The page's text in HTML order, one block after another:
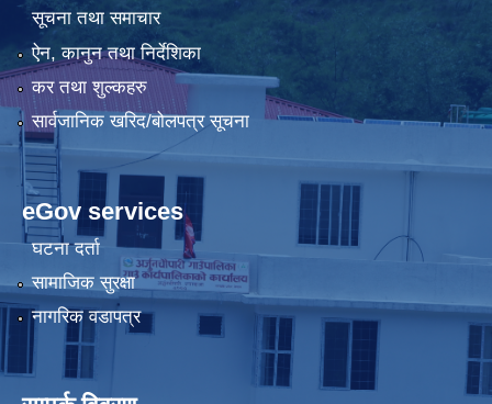
सूचना तथा समाचार
ऐन, कानुन तथा निर्देशिका
कर तथा शुल्कहरु
सार्वजानिक खरिद/बोलपत्र सूचना
eGov services
घटना दर्ता
सामाजिक सुरक्षा
नागरिक वडापत्र